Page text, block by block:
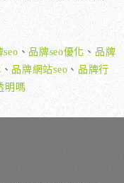
seo 、 品牌seo優化 、 品牌
、 品牌網站seo 、 品牌行
明嗎